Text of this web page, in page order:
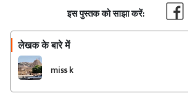
इस पुस्तक को साझा करें:
लेखक के बारे में
miss k